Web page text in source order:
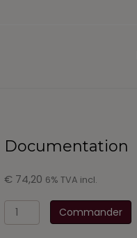
Documentation
€ 74,20 6% TVA incl.
quantité
de
Commander